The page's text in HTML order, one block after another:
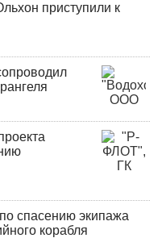
приступили к
спасению экипажа
корабля